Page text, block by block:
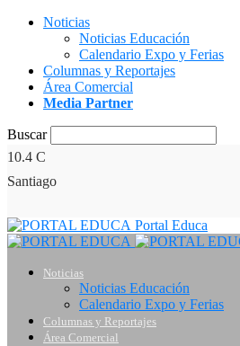
Noticias
Noticias Educación
Calendario Expo y Ferias
Columnas y Reportajes
Área Comercial
Media Partner
Buscar
10.4 C
Santiago
Portal Educa
Noticias
Noticias Educación
Calendario Expo y Ferias
Columnas y Reportajes
Área Comercial